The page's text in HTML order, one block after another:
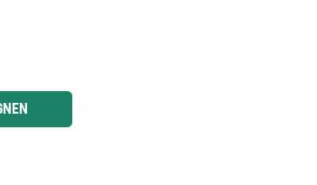
eller minska kvantiteten.